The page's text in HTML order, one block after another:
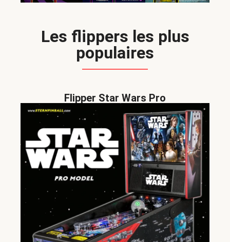
Les flippers les plus
populaires
Flipper Star Wars Pro